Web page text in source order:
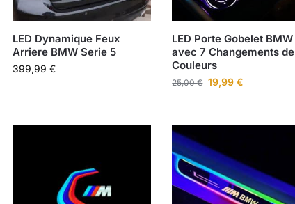
LED Dynamique Feux
Arriere BMW Serie 5
399,99 €
LED Porte Gobelet BMW
avec 7 Changements de
Couleurs
25,00€ 19,99€